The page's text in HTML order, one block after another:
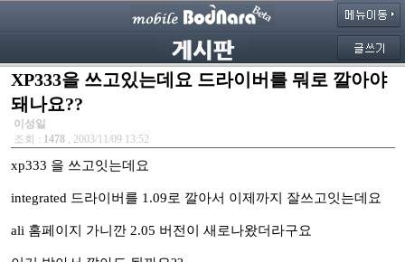
XP333을 쓰고있는데요 드라이버를 뭐로 깔아야
돼나요??
이성일
조회 : 1478 , 2003/11/09 13:52
xp333 을 쓰고잇는데요
integrated 드라이버를 1.09로 깔아서 이제까지 잘쓰고잇는데요
ali 홈페이지 가니깐 2.05 버전이 새로나왔더라구요